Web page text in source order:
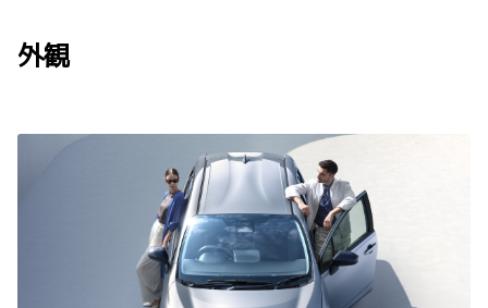
外観